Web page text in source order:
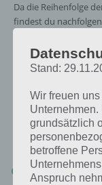
Da die Reihenfolge
findest du
Nachfolgend findest
Pixarfilme in der
Werten sortiert.
Cars (28%)
Stand:
Wir freuen
grundsätzlich
betroffene
Anspruch